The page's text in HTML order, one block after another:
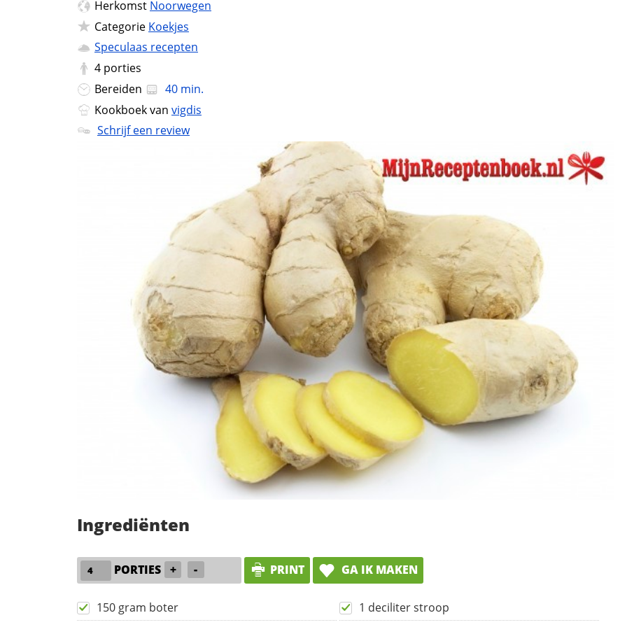
Herkomst Noorwegen
Categorie Koekjes
Speculaas recepten
4 porties
Bereiden
40 min.
Kookboek van vigdis
Schrijf een review
Ingrediënten
PORTIES + - PRINT GA IK MAKEN
150 gram boter
1 deciliter stroop